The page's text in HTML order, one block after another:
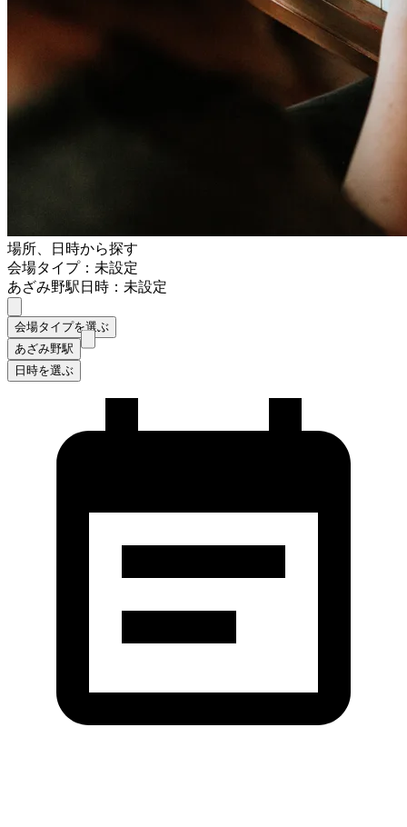
場所、日時から探す
会場タイプ：未設定
あざみ野駅日時：未設定
会場タイプを選ぶ
あざみ野駅
日時を選ぶ